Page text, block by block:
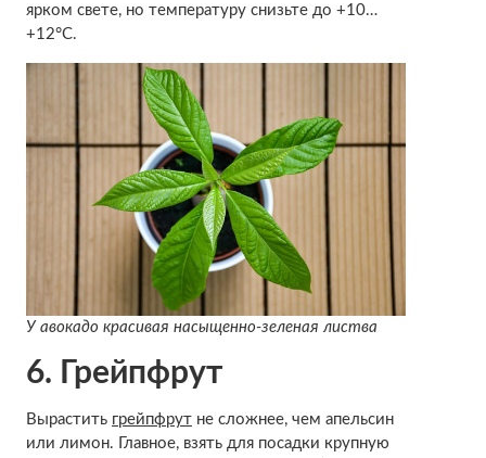
ярком свете, но температуру снизьте до +10…
+12°С.
У авокадо красивая насыщенно-зеленая листва
6. Грейпфрут
Вырастить грейпфрутне сложнее, чем апельсин
или лимон. Главное, взять для посадки крупную